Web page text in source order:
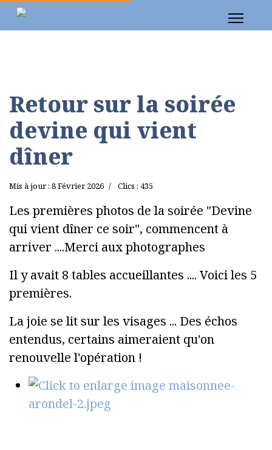
Retour sur la soirée
devine qui vient
dîner
Mis à jour : 8 Février 2026 Clics : 435
Les premières photos de la soirée "Devine
qui vient dîner ce soir", commencent à
arriver ....Merci aux photographes
Il y avait 8 tables accueillantes .... Voici les 5
premières.
La joie se lit sur les visages ... Des échos
entendus, certains aimeraient qu'on
renouvelle l'opération !